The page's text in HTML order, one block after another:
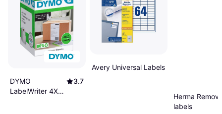
DYMO
LabelWriter 4XL
3.7
Avery Universal Labels
Herma
labels